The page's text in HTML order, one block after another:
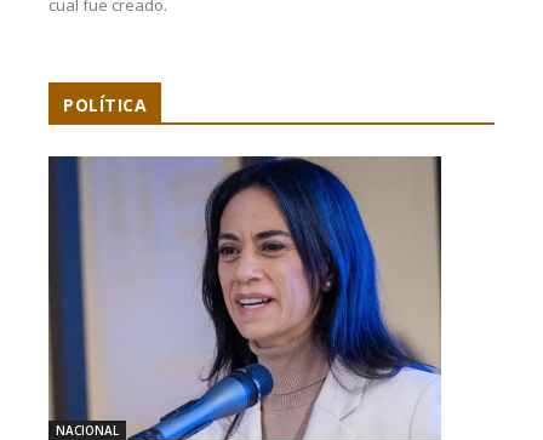
cual fue creado.
POLÍTICA
NACIONAL